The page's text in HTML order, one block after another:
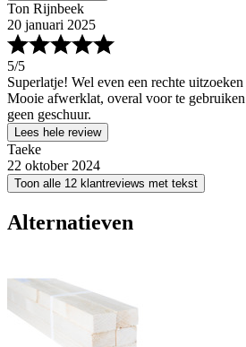
Ton Rijnbeek
20 januari 2025
5/5
Superlatje! Wel even een rechte
Mooie afwerklat, overal voor te
geen geschuur.
Lees hele review
Taeke
22 oktober 2024
Toon alle 12 klantreviews met tekst
Alternatieven